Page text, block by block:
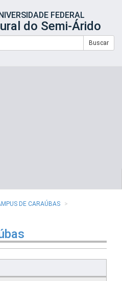
FEDERAL
do Semi-Árido
Buscar
DE CARAÚBAS